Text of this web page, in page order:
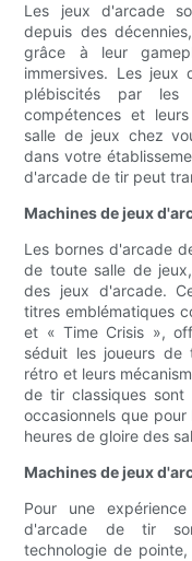
Les jeux d'arcade
depuis des
grâce à leur
immersives. Les
plébiscités par les
compétences et
salle de jeux chez
dans votre
d'arcade de tir peut
Machines de jeux
Les bornes d'arcade
de toute salle de
des jeux d'arcade.
titres emblématiques
et « Time Crisis »,
séduit les joueurs de
rétro et leurs
de tir classiques sont
occasionnels que
heures de gloire des
Machines de jeux
Pour une
d'arcade de tir
technologie de